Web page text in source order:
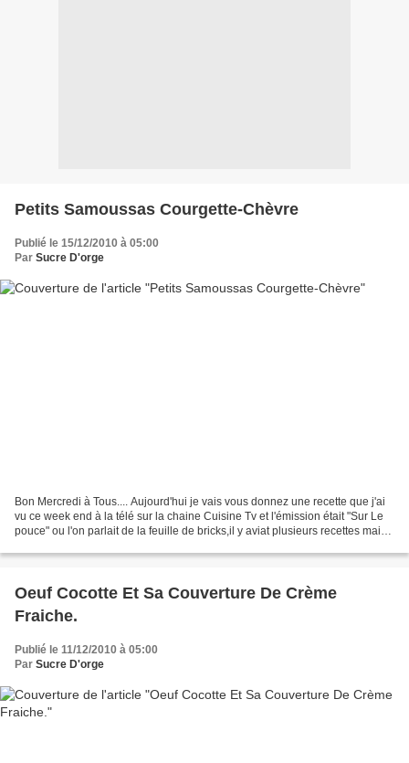
Petits Samoussas Courgette-Chèvre
Publié le 15/12/2010 à 05:00
Par Sucre D'orge
Bon Mercredi à Tous.... Aujourd'hui je vais vous donnez une recette que j'ai
vu ce week end à la télé sur la chaine Cuisine Tv et l'émission était "Sur Le
pouce" ou l'on parlait de la feuille de bricks,il y aviat plusieurs recettes mais
Oeuf Cocotte Et Sa Couverture De Crème
Fraiche.
Publié le 11/12/2010 à 05:00
Par Sucre D'orge